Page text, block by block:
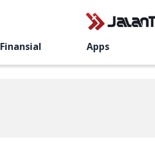
Finansial Apps